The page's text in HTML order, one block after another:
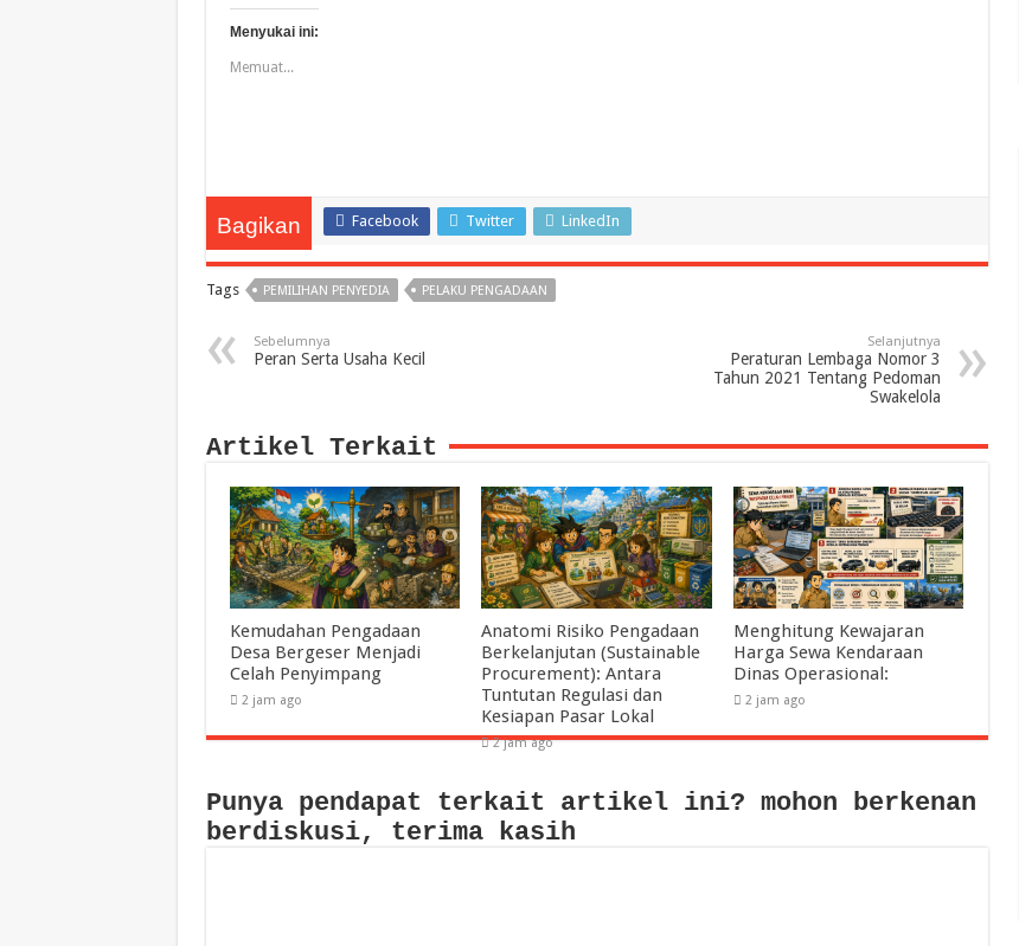
Menyukai ini:
Memuat...
Bagikan Facebook Twitter LinkedIn
Tags PEMILIHAN PENYEDIA PELAKU PENGADAAN
Sebelumnya
Peran Serta Usaha Kecil
Selanjutnya
Peraturan Lembaga Nomor 3
Tahun 2021 Tentang Pedoman
Swakelola
Artikel Terkait
Kemudahan Pengadaan
Desa Bergeser Menjadi
Celah Penyimpang
2 jam ago
Anatomi Risiko Pengadaan
Berkelanjutan (Sustainable
Procurement): Antara
Tuntutan Regulasi dan
Kesiapan Pasar Lokal
2 jam ago
Menghitung Kewajaran
Harga Sewa Kendaraan
Dinas Operasional:
2 jam ago
Punya pendapat terkait artikel ini? mohon berkenan
berdiskusi, terima kasih